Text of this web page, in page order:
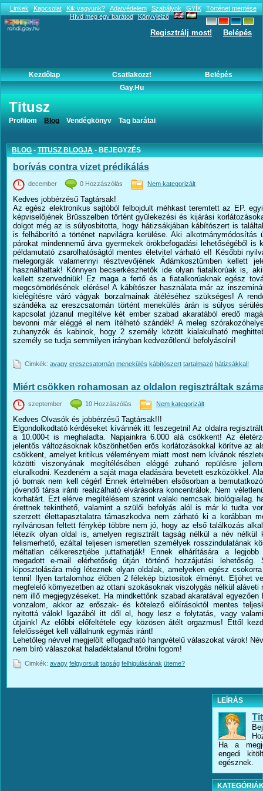
Linkek Kapcsolat Kik vagyunk? Adatvédelem Szabályok GYÍK
Történet mentése
Hívd meg egy barátod
Könyvjelző
Regisztrálj most! Belépés
Kezdőlap Csatlakozz!
Belépés
Gay.hu
Titusz
Profilom Blog Vendégkönyv Tag barátai
Titusz blogja
BLOG-TITUSZ BLOGJA- BEJEGYZÉS
borívás contra vizet prédikálás
december 0 Hozzászólás Nem kategorizált
Kedves jobbérzésű Tagtársak!
Az egész elektronikus sajtóból felbojdult méhkast teremtett az EP.
képviselőjének Brüsszelben történt gyülekezési és kijárási
dolgot még az is súlyosbitotta, hogy hátizsákjában kábítószert is
is felháborító a történet napvilágra kerülése. Aki alkotmánymódosítás
párokat mindennemű árva gyermekek örökbefogadási lehetőségéből is
példamutató zsarolhatóságtól mentes életvitel várható el! Későbbi
melegorgiák valamennyi résztvevőjének Ádámkosztümben kellett
használhattak! Könnyen becserkészhetők ide olyan fiatalkorúak is,
kellett szenvedniük! Ez maga a fertő és a fiatalkorúaknak egész
megcsömörlésének elérése! A kábítószer használata már az
kielégítésre váró vágyak borzalmainak átéléséhez szükséges! A
szándéka az ereszcsatornán történt menekülés árán is súlyos
kapcsolat józanul megítélve két ember szabad akaratából eredő
bevonni már eléggé el nem ítélhetó szándék! A meleg
zuhanyzók és kabinok, hogy 2 személy között kialakulható
személy se tudja semmilyen irányban kedvezőtlenül befolyásolni!
Cimkék: avagy ereszcsatornán menekülés kábítószert tartalmazó hátizsákkal!
Miért csökken rohamosan az oldalon regisztráltak
szeptember 10 Hozzászólás Nem kategorizált
Kedves Olvasók és jobbérzésű Tagtársak!!!
Elgondolkodtató kérdéseket kívánnék itt feszegetni! Az oldalra
a 10.000-t is meghaladta. Napjainkra 6.000 alá csökkent! Az
jelentős változásoknak köszönhetően erős korlátozásokkal körítve az
csökkent, amelyet kritikus véleményem miatt most nem kívánok
közötti viszonyának megítélésében eléggé zuhanó repülésre
eluralkodni. Kezdeném a saját maga eladására bevetett eszközökkel.
jó bornak nem kell cégér! Ennek értelmében elsősorban a
jövendő társa iránti realizálható elvárásokra koncentrálok. Nem
korhatárt. Ezt elérve megítélésem szerint valaki nemcsak biológiailag.
érettnek tekinthető, valamint a szülői befolyás alól is már ki tudta
szerzett élettapasztalatra támaszkodva nem zárható ki a korábban
nyilvánosan feltett fénykép többre nem jó, hogy az első találkozás
létezik olyan oldal is, amelyen regisztrált tagság nélkül a név nélkül
felismerhető, ezáltal teljesen ismeretlen személyek rosszindulatának
méltatlan célkeresztjébe juttathatják! Ennek elhárítására a legjobb
megadott e-mail elérhetőség útján történő hozzájutási lehetőség.
kiposztolására még léteznek olyan oldalak, amelyeken egész
tenni! Ilyen tartalomhoz élőben 2 félekép biztosítok élményt. Eljöhet
megfelelő környezetben az ottani szokásoknak viszolygás nélkül aláveti
nem illő megjegyzéseket. Ha mindkettőnk szabad akaratával
vonzalom, akkor az erőszak- és kötelező előírásoktól mentes
nyitottá válok! Igazából itt dől el, hogy lesz e folytatás, vagy
útjaink! Az előbbi előfeltétele egy közösen átélt orgazmus! Ettől
felelősséget kell vállalnunk egymás iránt!
Lehetőleg névvel megjelölt elfogadható hangvételű válaszokat várok!
nem bíró válaszokat haladéktalanul törölni fogom!
Cimkék: avagy felgyorsult tagság felhigulásának üteme?
LEÍRÁS
Ha a
engedi
egésznek.